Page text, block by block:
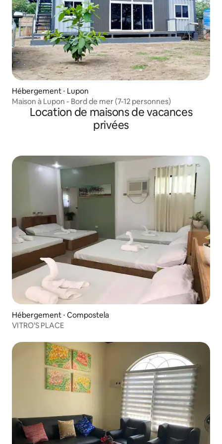
Hébergement ⋅ Lupon
Maison à Lupon - Bord de mer (7-12 personnes)
Location de maisons de vacances
privées
Hébergement ⋅ Compostela
VITRO'S PLACE